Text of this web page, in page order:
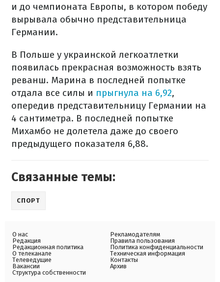
и до чемпионата Европы, в котором победу
вырывала обычно представительница
Германии.
В Польше у украинской легкоатлетки
появилась прекрасная возможность взять
реванш. Марина в последней попытке
отдала все силы и прыгнула на 6,92,
опередив представительницу Германии на
4 сантиметра. В последней попытке
Михамбо не долетела даже до своего
предыдущего показателя 6,88.
Связанные темы:
СПОРТ
О нас
Редакция
Редакционная политика
О телеканале
Телеведущие
Вакансии
Структура собственности
Рекламодателям
Правила пользования
Политика конфиденциальности
Техническая информация
Контакты
Архив